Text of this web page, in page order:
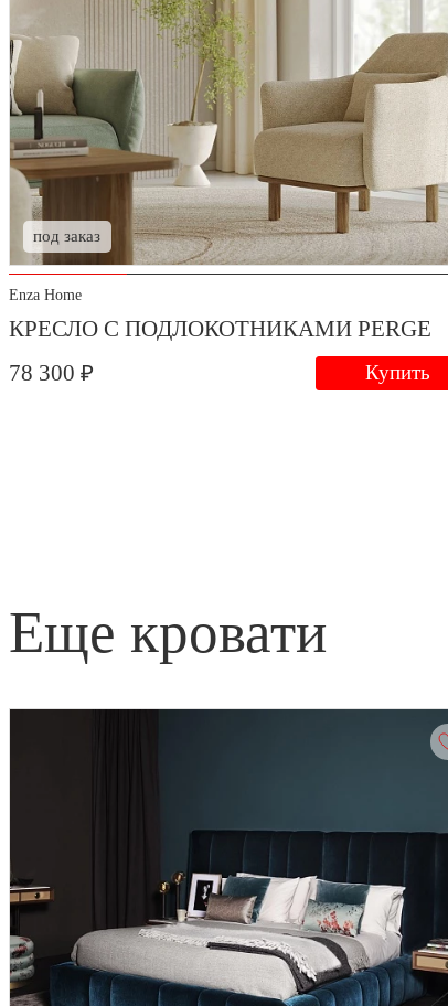
под заказ
Enza Home
КРЕСЛО С ПОДЛОКОТНИКАМИ PERGE
78 300 ₽
Купить
еще кровати